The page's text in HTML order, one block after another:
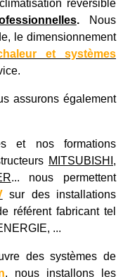
réversible
.Nous
le dimensionnement
et systèmes
assurons également
et nos formations
MITSUBISHI,
... nous permettent
sur des installations
référent fabricant tel
, ...
des systèmes de
, nous installons les